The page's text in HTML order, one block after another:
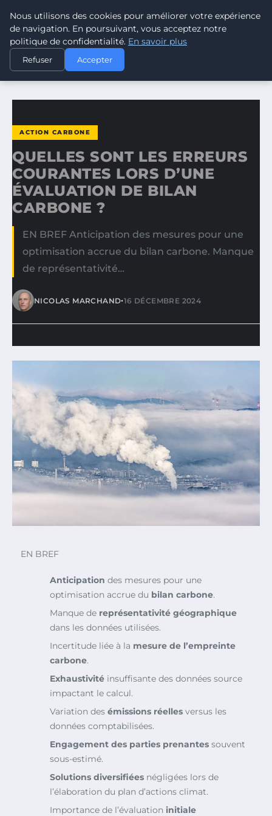
CLIMATE RESPONSE BLOG
ACCUEIL
ACTION CARBONE
QUELLES SONT LES ERREURS COURANTES LORS D’UNE…
ACTION CARBONE
QUELLES SONT LES ERREURS
COURANTES LORS D’UNE
ÉVALUATION DE BILAN
CARBONE ?
EN BREF Anticipation des mesures pour une
optimisation accrue du bilan carbone. Manque
de représentativité…
NICOLAS MARCHAND•16 DÉCEMBRE 2024
EN BREF
Anticipation des mesures pour une
optimisation accrue du bilan carbone.
Manque de représentativité géographique
dans les données utilisées.
Incertitude liée à la mesure de l’empreinte
carbone.
Exhaustivité insuffisante des données source
impactant le calcul.
Variation des émissions réelles versus les
données comptabilisées.
Engagement des parties prenantes souvent
sous-estimé.
Solutions diversifiées négligées lors de
l’élaboration du plan d’actions climat.
Importance de l’évaluation initiale
Nous utilisons des cookies pour améliorer votre expérience
de navigation. En poursuivant, vous acceptez notre
politique de confidentialité. En savoir plus
Refuser Accepter